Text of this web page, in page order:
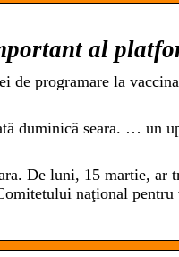
al
programare la
duminică seara. … un
De luni, 15 martie, ar
naţional